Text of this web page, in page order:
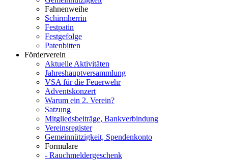
Fahnenweihe
Schirmherrin
Festpatin
Festgefolge
Patenbitten
Förderverein
Aktuelle Aktivitäten
Jahreshauptversammlung
VSA für die Feuerwehr
Adventskonzert
Warum ein 2. Verein?
Satzung
Mitgliedsbeiträge, Bankverbindung
Vereinsregister
Gemeinnützigkeit, Spendenkonto
Formulare
- Rauchmeldergeschenk